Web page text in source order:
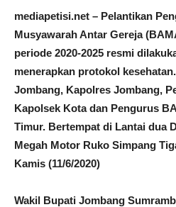
mediapetisi.net – Pelantikan
Musyawarah Antar Gereja
periode 2020-2025 resmi
menerapkan protokol
Jombang, Kapolres Jombang,
Kapolsek Kota dan Pengurus
Timur. Bertempat di Lantai dua
Megah Motor Ruko Simpang
Kamis (11/6/2020)
Wakil Bupati Jombang